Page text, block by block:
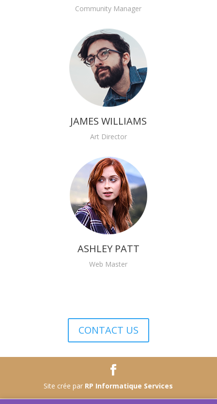
Community Manager
JAMES WILLIAMS
Art Director
ASHLEY PATT
Web Master
CONTACT US
Site crée par RP Informatique Services